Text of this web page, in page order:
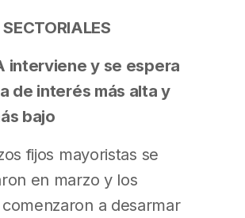
interviene y se espera
de interés más alta y
bajo
fijos mayoristas se
en marzo y los
a desarmar